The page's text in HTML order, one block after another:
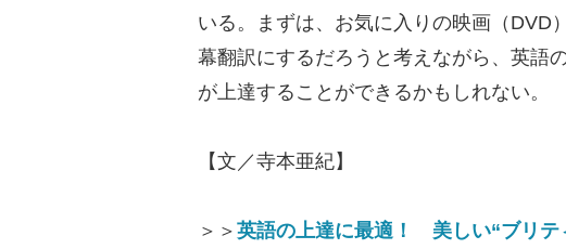
いる。まずは、お気に入りの映画（DVD
幕翻訳にするだろうと考えながら、英語
が上達することができるかもしれない。
【文／寺本亜紀】
＞＞ 英語の上達に最適！ 美しい“ブリテ